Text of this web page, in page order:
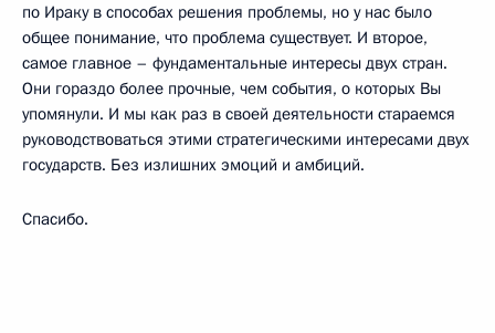
по Ираку в способах решения проблемы, но у нас было
общее понимание, что проблема существует. И второе,
самое главное – фундаментальные интересы двух стран.
Они гораздо более прочные, чем события, о которых Вы
упомянули. И мы как раз в своей деятельности стараемся
руководствоваться этими стратегическими интересами двух
государств. Без излишних эмоций и амбиций.
Спасибо.